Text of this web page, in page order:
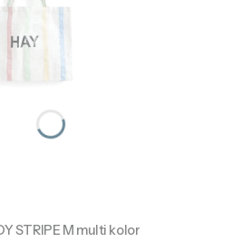
STRIPE M multi kolor